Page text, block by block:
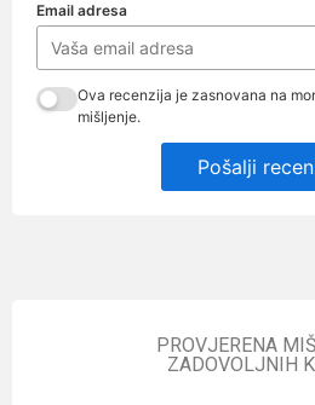
Email adresa
Ova recenzija je zasnovana na
mišljenje.
Pošalji
PROVJERENA
ZADOVOLJNIH